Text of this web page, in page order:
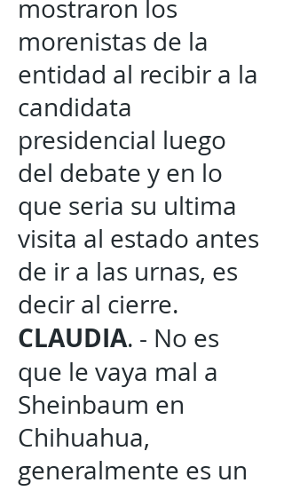
mostraron los
morenistas de la
entidad al recibir a la
candidata
presidencial luego
del debate y en lo
que seria su ultima
visita al estado antes
de ir a las urnas, es
decir al cierre.
CLAUDIA. - No es
que le vaya mal a
Sheinbaum en
Chihuahua,
generalmente es un